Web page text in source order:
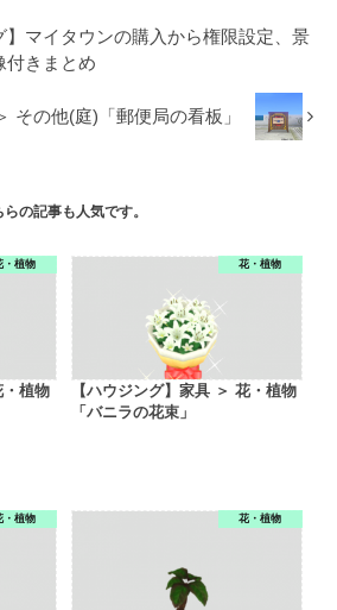
】マイタウンの購入から権限設定、景
付きまとめ
その他(庭)「郵便局の看板」
らの記事も人気です。
・植物
・植物
花・植物
【ハウジング】家具 ＞ 花・植物
「バニラの花束」
・植物 花・植物